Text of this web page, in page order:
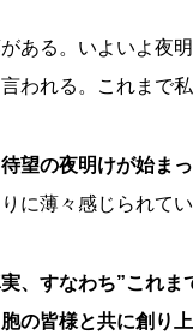
がある。いよいよ夜
われる。これまで
望の夜明けが始まっ
に薄々感じられて
、すなわち”これ
の皆様と共に創り